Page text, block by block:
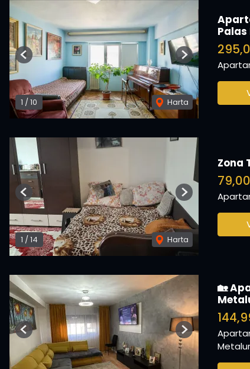
1 /10 Harta
Previous Next
Palas
1 /14 Harta
Previous Next
Zona
Previous Next
🏡